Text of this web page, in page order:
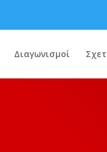
Διαγωνισμοί